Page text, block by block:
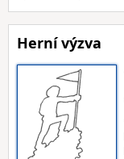
Herní výzva